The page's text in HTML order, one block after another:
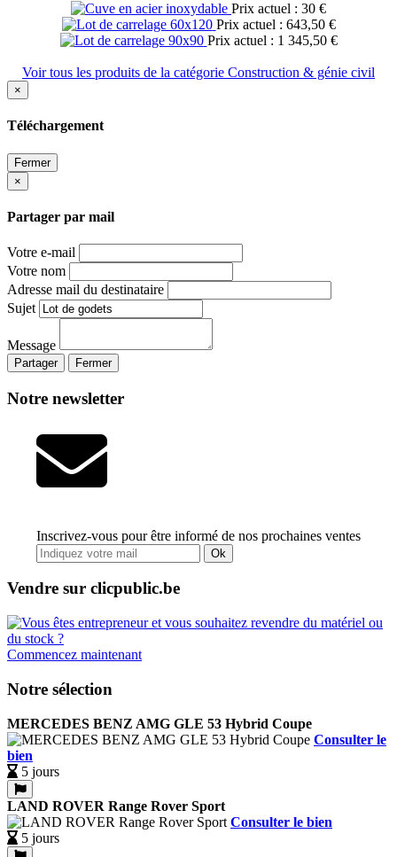
Prix actuel : 30 €
Prix actuel : 643,50 €
Prix actuel : 1 345,50 €
Voir tous les produits de la catégorie Construction & génie civil
×
Téléchargement
Fermer
×
Partager par mail
Votre e-mail
Votre nom
Adresse mail du destinataire
Sujet
Message
Partager Fermer
Notre newsletter
Inscrivez-vous pour être informé de nos prochaines ventes
Ok
Vendre sur clicpublic.be
Commencez maintenant
Notre sélection
MERCEDES BENZ AMG GLE 53 Hybrid Coupe
Consulter le
bien
5 jours
LAND ROVER Range Rover Sport
Consulter le bien
5 jours